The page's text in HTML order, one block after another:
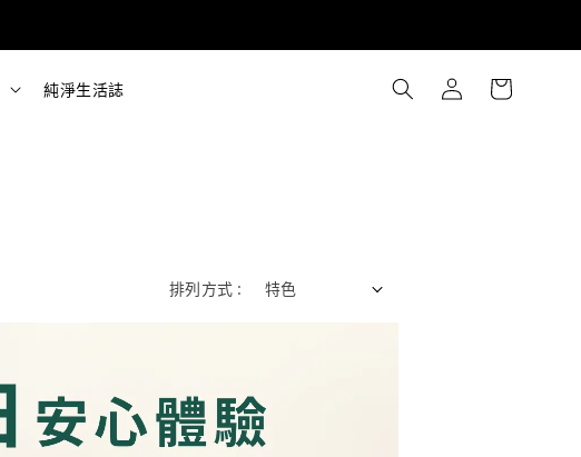
純淨生活誌
排列方式 :